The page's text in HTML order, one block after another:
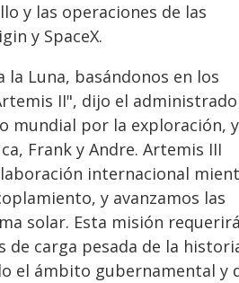
y las operaciones de las
y SpaceX.
Luna, basándonos en los
II", dijo el
mundial por la exploración, y
Frank y Andre. Artemis III
internacional
y avanzamos las
solar. Esta misión
carga pesada de la
el ámbito gubernamental y